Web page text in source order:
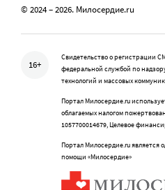
© 2024 – 2026. Милосердие.ru
16+
Свидетельство о регистрации
федеральной службой по
технологий и массовых
Портал Милосердие.ru
облагаемых налогом
1057700014679, Целевое
Портал Милосердие.ru является
помощи «Милосердие»